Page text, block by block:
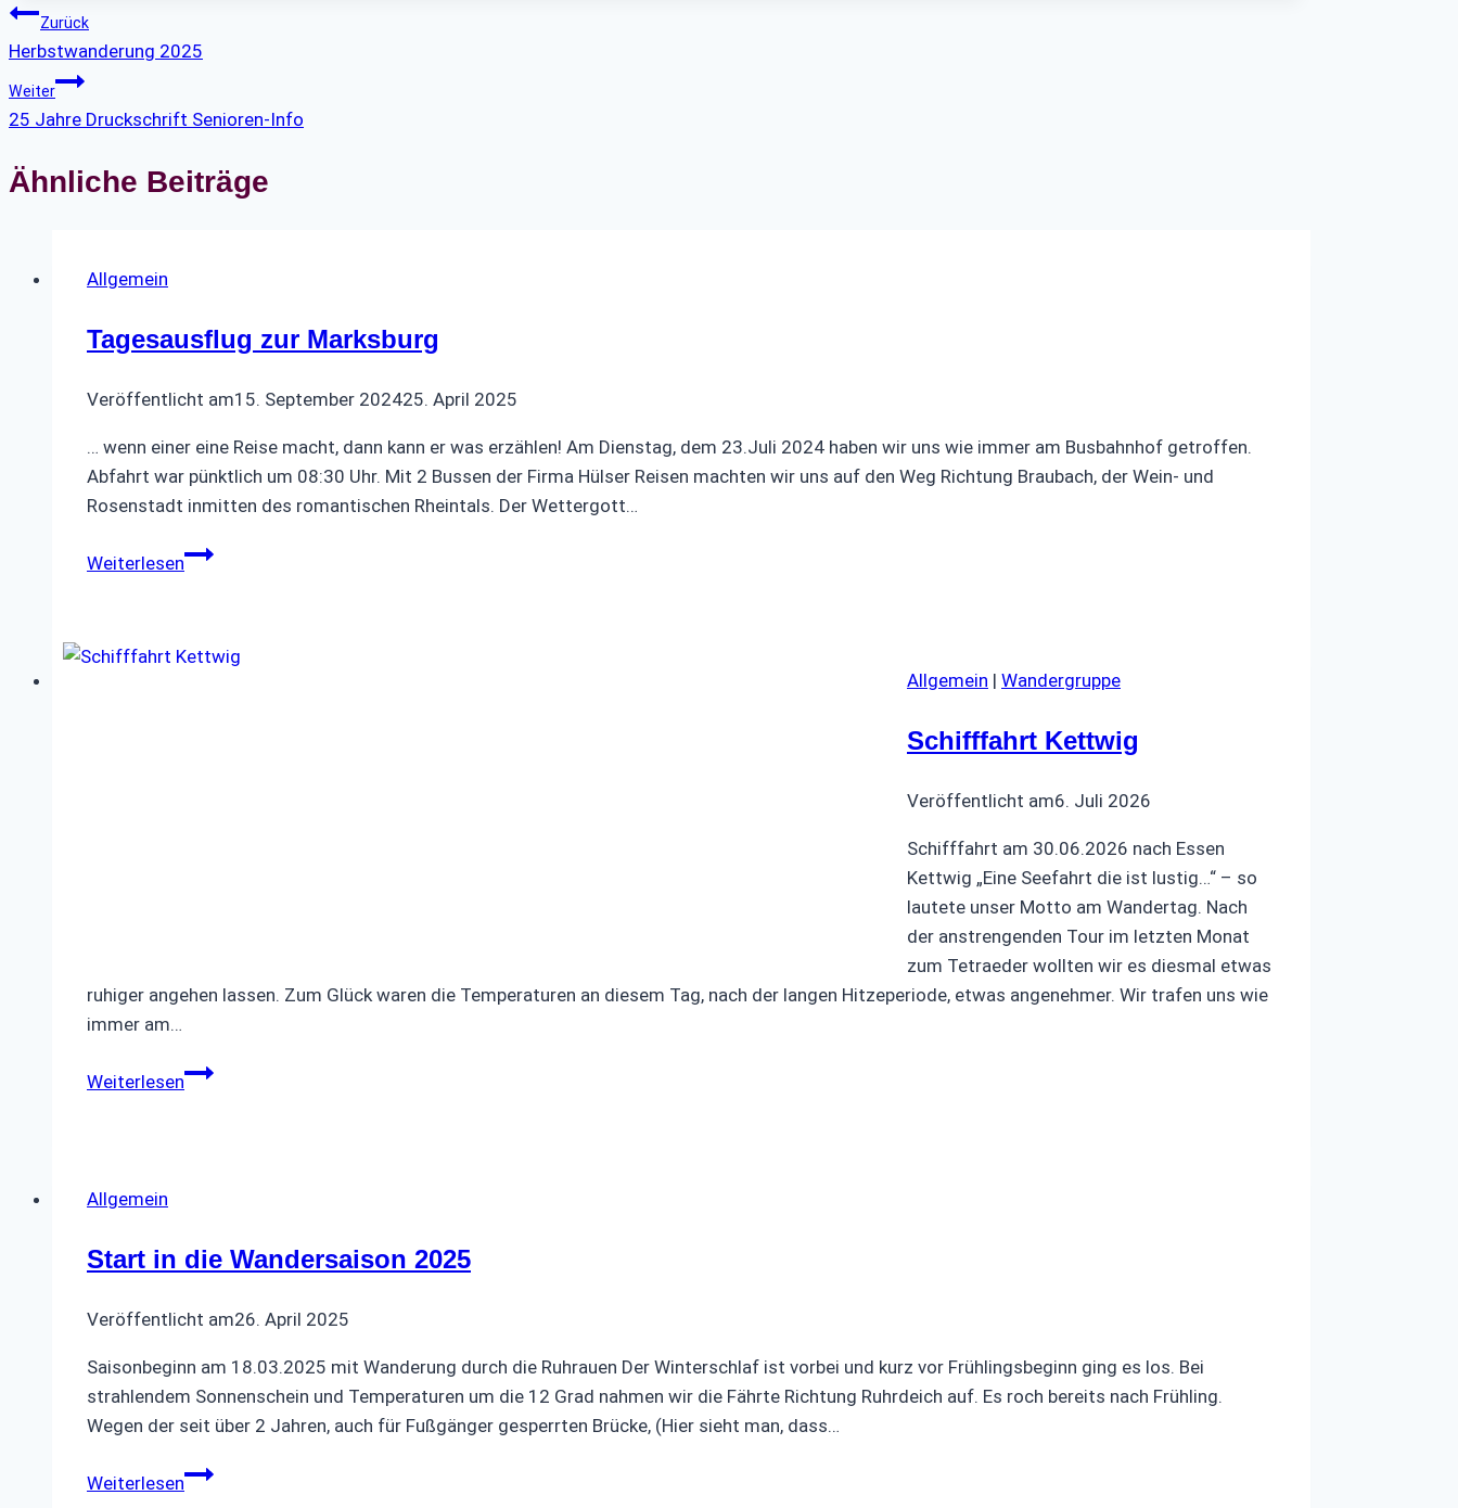
Beitragsnavigation
Zurück
Herbstwanderung 2025
Weiter
25 Jahre Druckschrift Senioren-Info
Ähnliche Beiträge
Allgemein
Tagesausflug zur Marksburg
Veröffentlicht am15. September 202425. April 2025
… wenn einer eine Reise macht, dann kann er was erzählen! Am Dienstag, dem 23.Juli 2024 haben wir uns wie immer am Busbahnhof getroffen.
Abfahrt war pünktlich um 08:30 Uhr. Mit 2 Bussen der Firma Hülser Reisen machten wir uns auf den Weg Richtung Braubach, der Wein- und
Rosenstadt inmitten des romantischen Rheintals. Der Wettergott…
WeiterlesenTagesausflug
Allgemein | Wandergruppe
Schifffahrt Kettwig
Veröffentlicht am6. Juli 2026
Schifffahrt am 30.06.2026 nach Essen
Kettwig „Eine Seefahrt die ist lustig…“ – so
lautete unser Motto am Wandertag. Nach
der anstrengenden Tour im letzten Monat
zum Tetraeder wollten wir es diesmal etwas
ruhiger angehen lassen. Zum Glück waren die Temperaturen an diesem Tag, nach der langen Hitzeperiode, etwas angenehmer. Wir trafen uns wie
immer am…
WeiterlesenSchifffahrt
Allgemein
Start in die Wandersaison 2025
Veröffentlicht am26. April 2025
Saisonbeginn am 18.03.2025 mit Wanderung durch die Ruhrauen Der Winterschlaf ist vorbei und kurz vor Frühlingsbeginn ging es los. Bei
strahlendem Sonnenschein und Temperaturen um die 12 Grad nahmen wir die Fährte Richtung Ruhrdeich auf. Es roch bereits nach Frühling.
Wegen der seit über 2 Jahren, auch für Fußgänger gesperrten Brücke, (Hier sieht man, dass…
WeiterlesenStart